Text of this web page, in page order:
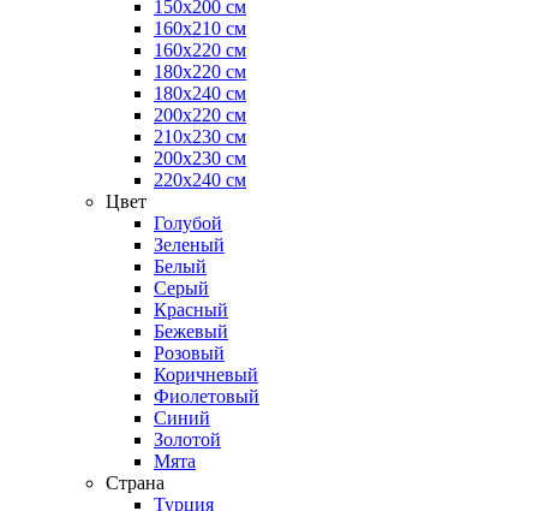
150х200 см
160х210 см
160х220 см
180х220 см
180х240 см
200х220 см
210х230 см
200х230 см
220х240 см
Цвет
Голубой
Зеленый
Белый
Серый
Красный
Бежевый
Розовый
Коричневый
Фиолетовый
Синий
Золотой
Мята
Страна
Турция